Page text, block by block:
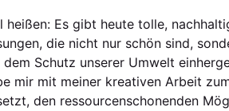
heißen: Es gibt heute tolle,
die nicht nur schön sind,
Schutz unserer Umwelt
mir mit meiner kreativen Arbeit
den ressourcenschonenden